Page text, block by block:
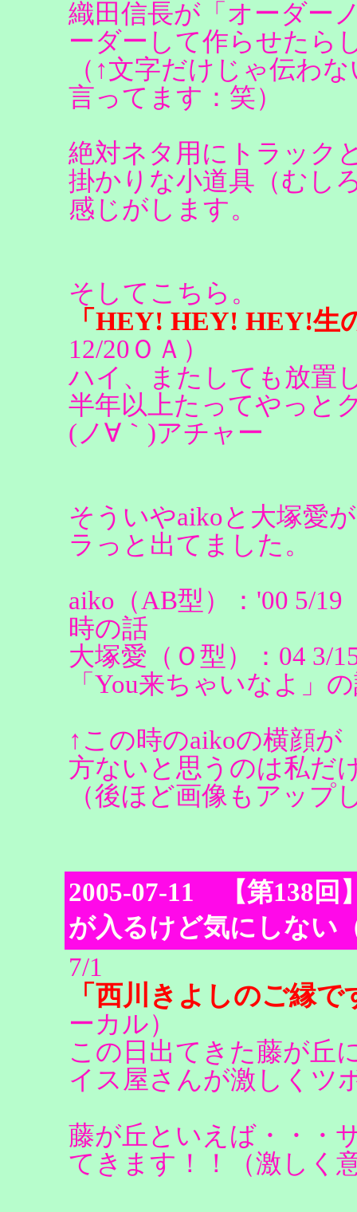
織田信長が「オーダー
ーダーして作らせたら
（↑文字だけじゃ伝わ
言ってます：笑）
絶対ネタ用にトラック
掛かりな小道具（むし
感じがします。
そしてこちら。
「HEY! HEY! HEY!生
12/20ＯＡ）
ハイ、またしても放置
半年以上たってやっと
(ノ∀｀)アチャー
そういやaikoと大塚愛
ラっと出てました。
aiko（AB型）：'00 5/
時の話
大塚愛（Ｏ型）：04
「You来ちゃいなよ」
↑この時のaikoの横顔
方ないと思うのは私だ
（後ほど画像もアップ
2005-07-11 【第138回
が入るけど気にしない
7/1
「西川きよしのご縁で
ーカル）
この日出てきた藤が丘
イス屋さんが激しくツ
藤が丘といえば・・・
てきます！！（激しく